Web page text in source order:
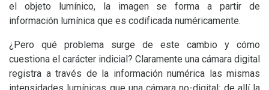
el objeto lumínico, la imagen se forma a partir de
información lumínica que es codificada numéricamente.
¿Pero qué problema surge de este cambio y cómo
cuestiona el carácter indicial? Claramente una cámara digital
registra a través de la información numérica las mismas